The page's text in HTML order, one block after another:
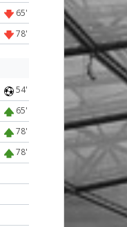
65'
78'
54'
65'
78'
78'